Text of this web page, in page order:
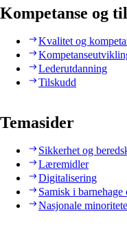
Kompetanse og
Kvalitet og
Lederutdanning
Tilskudd
Temasider
Sikkerhet og
Læremidler
Digitalisering
Samisk i barnehage
Nasjonale